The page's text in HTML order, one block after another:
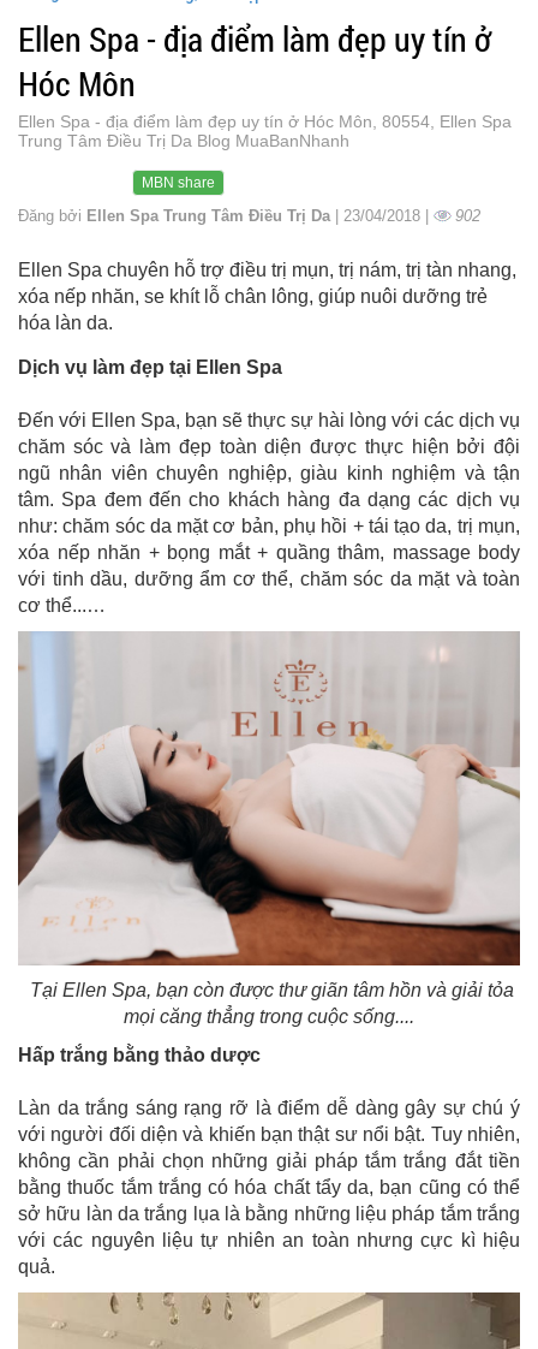
Ellen Spa - địa điểm làm đẹp uy tín ở
Hóc Môn
Ellen Spa - địa điểm làm đẹp uy tín ở Hóc Môn, 80554, Ellen Spa
Trung Tâm Điều Trị Da Blog MuaBanNhanh
MBN share
Đăng bởi Ellen Spa Trung Tâm Điều Trị Da | 23/04/2018 | 902
Ellen Spa chuyên hỗ trợ điều trị mụn, trị nám, trị tàn nhang,
xóa nếp nhăn, se khít lỗ chân lông, giúp nuôi dưỡng trẻ
hóa làn da.
Dịch vụ làm đẹp tại Ellen Spa
Đến với Ellen Spa, bạn sẽ thực sự hài lòng với các dịch vụ
chăm sóc và làm đẹp toàn diện được thực hiện bởi đội
ngũ nhân viên chuyên nghiệp, giàu kinh nghiệm và tận
tâm. Spa đem đến cho khách hàng đa dạng các dịch vụ
như: chăm sóc da mặt cơ bản, phụ hồi + tái tạo da, trị mụn,
xóa nếp nhăn + bọng mắt + quầng thâm, massage body
với tinh dầu, dưỡng ẩm cơ thể, chăm sóc da mặt và toàn
cơ thể...…
Tại Ellen Spa, bạn còn được thư giãn tâm hồn và giải tỏa
mọi căng thẳng trong cuộc sống....
Hấp trắng bằng thảo dược
Làn da trắng sáng rạng rỡ là điểm dễ dàng gây sự chú ý
với người đối diện và khiến bạn thật sư nổi bật. Tuy nhiên,
không cần phải chọn những giải pháp tắm trắng đắt tiền
bằng thuốc tắm trắng có hóa chất tẩy da, bạn cũng có thể
sở hữu làn da trắng lụa là bằng những liệu pháp tắm trắng
với các nguyên liệu tự nhiên an toàn nhưng cực kì hiệu
quả.